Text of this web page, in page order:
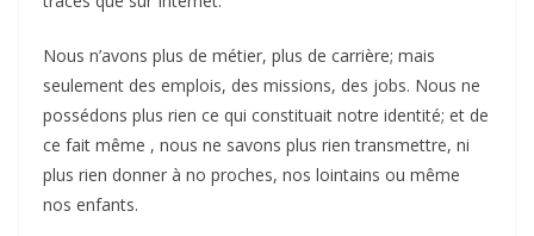
Nous n’avons plus de métier, plus de carrière; mais
seulement des emplois, des missions, des jobs. Nous ne
possédons plus rien ce qui constituait notre identité; et de
ce fait même , nous ne savons plus rien transmettre, ni
plus rien donner à no proches, nos lointains ou même
nos enfants.